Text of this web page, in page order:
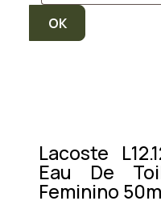
Lacoste
Eau De
Feminino